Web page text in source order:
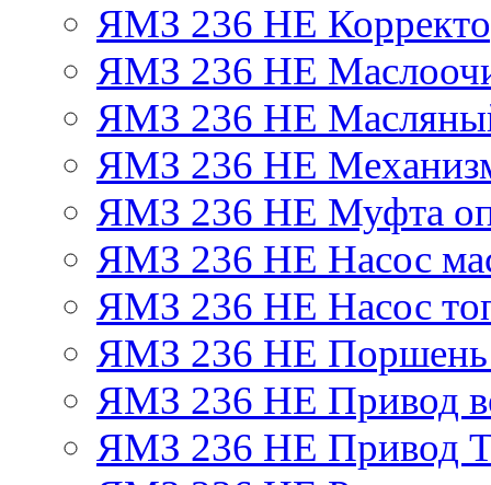
ЯМЗ 236 НЕ
ЯМЗ 236 НЕ
ЯМЗ 236 НЕ Масляный
ЯМЗ 236 НЕ
ЯМЗ 236 НЕ Муфта
ЯМЗ 236 НЕ Насос
ЯМЗ 236 НЕ Насос
ЯМЗ 236 НЕ Поршень
ЯМЗ 236 НЕ Привод
ЯМЗ 236 НЕ Привод